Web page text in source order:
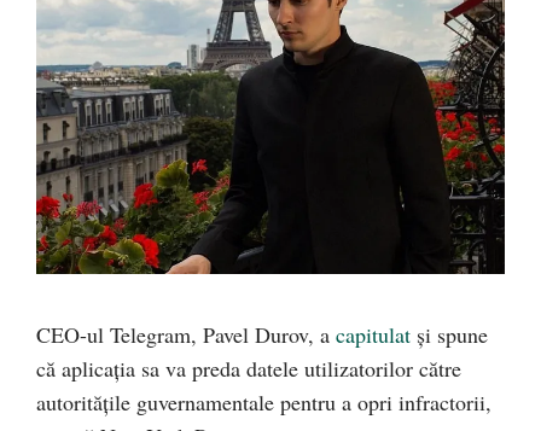
CEO-ul Telegram, Pavel Durov, a capitulat și spune
că aplicația sa va preda datele utilizatorilor către
autoritățile guvernamentale pentru a opri infractorii,